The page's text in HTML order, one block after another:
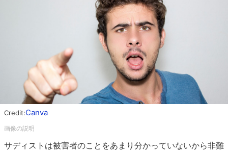
Credit:Canva
サディストは被害者のことをあまり分かっていないから非難